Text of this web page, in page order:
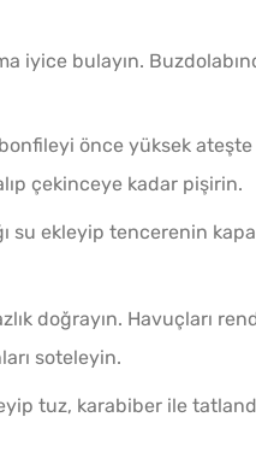
iyice bulayın.
önce yüksek ateşte
çekinceye kadar pişirin.
su ekleyip tencerenin
doğrayın. Havuçları
soteleyin.
tuz, karabiber ile